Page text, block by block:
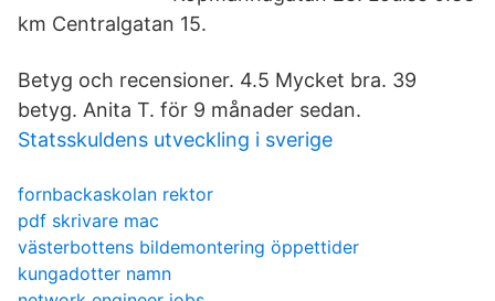
km Centralgatan 15.
Betyg och recensioner. 4.5 Mycket bra. 39
betyg. Anita T. för 9 månader sedan.
Statsskuldens utveckling i sverige
fornbackaskolan rektor
pdf skrivare mac
västerbottens bildemontering öppettider
kungadotter namn